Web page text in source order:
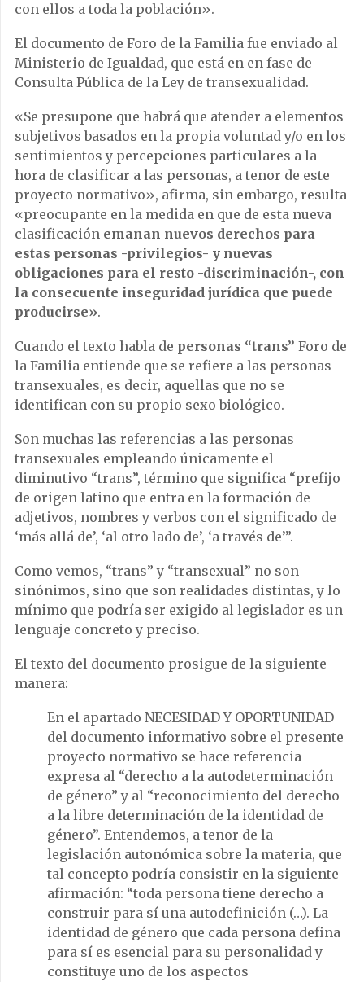
con ellos a toda la población».
El documento de Foro de la Familia fue enviado al
Ministerio de Igualdad, que está en en fase de
Consulta Pública de la Ley de transexualidad.
«Se presupone que habrá que atender a elementos
subjetivos basados en la propia voluntad y/o en los
sentimientos y percepciones particulares a la
hora de clasificar a las personas, a tenor de este
proyecto normativo», afirma, sin embargo, resulta
«preocupante en la medida en que de esta nueva
clasificación emanan nuevos derechos para
estas personas -privilegios- y nuevas
obligaciones para el resto -discriminación-, con
la consecuente inseguridad jurídica que puede
producirse».
Cuando el texto habla de personas “trans” Foro de
la Familia entiende que se refiere a las personas
transexuales, es decir, aquellas que no se
identifican con su propio sexo biológico.
Son muchas las referencias a las personas
transexuales empleando únicamente el
diminutivo “trans”, término que significa “prefijo
de origen latino que entra en la formación de
adjetivos, nombres y verbos con el significado de
‘más allá de’, ‘al otro lado de’, ‘a través de’”.
Como vemos, “trans” y “transexual” no son
sinónimos, sino que son realidades distintas, y lo
mínimo que podría ser exigido al legislador es un
lenguaje concreto y preciso.
El texto del documento prosigue de la siguiente
manera:
En el apartado NECESIDAD Y OPORTUNIDAD
del documento informativo sobre el presente
proyecto normativo se hace referencia
expresa al “derecho a la autodeterminación
de género” y al “reconocimiento del derecho
a la libre determinación de la identidad de
género”. Entendemos, a tenor de la
legislación autonómica sobre la materia, que
tal concepto podría consistir en la siguiente
afirmación: “toda persona tiene derecho a
construir para sí una autodefinición (…). La
identidad de género que cada persona defina
para sí es esencial para su personalidad y
constituye uno de los aspectos